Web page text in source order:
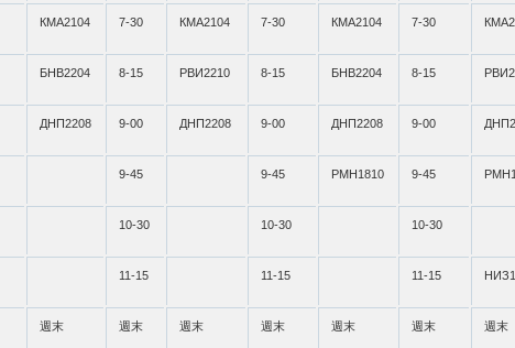
КМА2104 7-30 КМА2104 7-30 КМА2104 7-30
БНВ2204 8-15 РВИ2210 8-15 БНВ2204 8-15
ДНП2208 9-00 ДНП2208 9-00 ДНП2208 9-00
9-45 9-45 РМН1810 9-45
10-30 10-30 10-30
11-15 11-15 11-15
週末 週末 週末 週末 週末 週末 週末